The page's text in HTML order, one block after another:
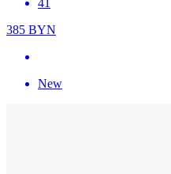
41
385 BYN
New